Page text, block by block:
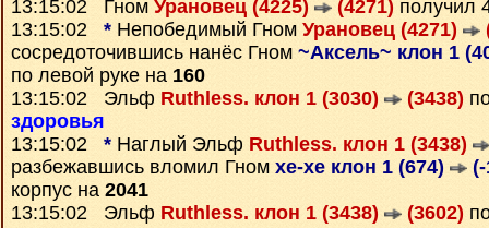
13:15:02 Гном Урановец (4225) (4271) получил
13:15:02 * Непобедимый Гном Урановец (4271)
сосредоточившись нанёс Гном ~Аксель~ клон 1
по левой руке на 160
13:15:02 Эльф Ruthless. клон 1 (3030) (3438)
здоровья
13:15:02 * Наглый Эльф Ruthless. клон 1 (3438)
разбежавшись вломил Гном xe-xe клон 1 (674)
корпус на 2041
13:15:02 Эльф Ruthless. клон 1 (3438) (3602)